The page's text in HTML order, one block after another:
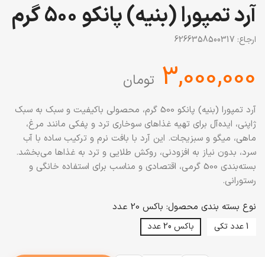
آرد تمپورا (بنیه) پانکو 500 گرم
ارجاع: 6266358500317
‎3,000,000 تومان
آرد تمپورا (بنیه) پانکو 500 گرم، محصولی باکیفیت و سبک به سبک
ژاپنی، ایده‌آل برای تهیه غذاهای سوخاری ترد و پفکی مانند مرغ،
ماهی، میگو و سبزیجات. این آرد با بافت نرم و ترکیب ساده با آب
سرد، بدون نیاز به افزودنی، روکش طلایی و ترد به غذاها می‌بخشد.
بسته‌بندی 500 گرمی، اقتصادی و مناسب برای استفاده خانگی و
رستورانی.
نوع بسته بندی محصول: باکس 20 عدد
1 عدد تکی باکس 20 عدد